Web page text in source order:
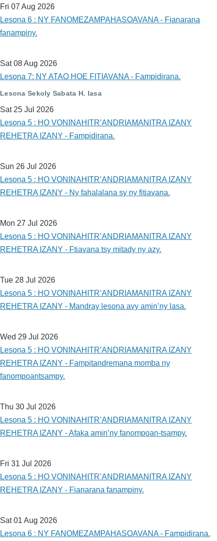
Fri 07 Aug 2026
Lesona 6 : NY FANOMEZAMPAHASOAVANA - Fianarana
fanampiny.
Sat 08 Aug 2026
Lesona 7: NY ATAO HOE FITIAVANA - Fampidirana.
Lesona Sekoly Sabata H. lasa
Sat 25 Jul 2026
Lesona 5 : HO VONINAHITR’ANDRIAMANITRA IZANY
REHETRA IZANY - Fampidirana.
Sun 26 Jul 2026
Lesona 5 : HO VONINAHITR’ANDRIAMANITRA IZANY
REHETRA IZANY - Ny fahalalana sy ny fitiavana.
Mon 27 Jul 2026
Lesona 5 : HO VONINAHITR’ANDRIAMANITRA IZANY
REHETRA IZANY - Ftiavana tsy mitady ny azy.
Tue 28 Jul 2026
Lesona 5 : HO VONINAHITR’ANDRIAMANITRA IZANY
REHETRA IZANY - Mandray lesona avy amin’ny lasa.
Wed 29 Jul 2026
Lesona 5 : HO VONINAHITR’ANDRIAMANITRA IZANY
REHETRA IZANY - Fampitandremana momba ny
fanompoantsampy.
Thu 30 Jul 2026
Lesona 5 : HO VONINAHITR’ANDRIAMANITRA IZANY
REHETRA IZANY - Afaka amin’ny fanompoan-tsampy.
Fri 31 Jul 2026
Lesona 5 : HO VONINAHITR’ANDRIAMANITRA IZANY
REHETRA IZANY - Fianarana fanampiny.
Sat 01 Aug 2026
Lesona 6 : NY FANOMEZAMPAHASOAVANA - Fampidirana.